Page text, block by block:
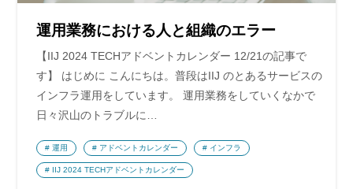
運用業務における人と組織のエラー
【IIJ 2024 TECHアドベントカレンダー 12/21の記事で
す】 はじめに こんにちは。普段はIIJ のとあるサービスの
インフラ運用をしています。 運用業務をしていくなかで
日々沢山のトラブルに…
運用 アドベントカレンダー インフラ
IIJ 2024 TECHアドベントカレンダー